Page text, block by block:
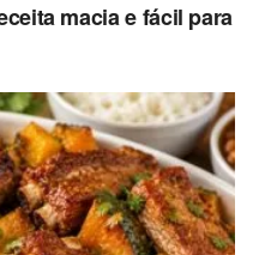
macia e fácil para